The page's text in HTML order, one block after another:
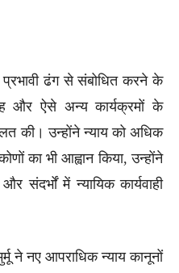
प्रभावी ढंग से संबोधित करने के
और ऐसे अन्य कार्यक्रमों के
की। उन्होंने न्याय को अधिक
का भी आह्वान किया, उन्होंने
संदर्भों में न्यायिक कार्यवाही
ने नए आपराधिक न्याय कानूनों